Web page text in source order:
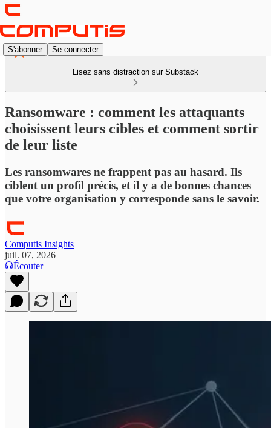
S'abonner Se connecter
Lisez sans distraction sur Substack
Ransomware : comment les attaquants
choisissent leurs cibles et comment sortir
de leur liste
Les ransomwares ne frappent pas au hasard. Ils
ciblent un profil précis, et il y a de bonnes chances
que votre organisation y corresponde sans le savoir.
Computis Insights
juil. 07, 2026
Écouter